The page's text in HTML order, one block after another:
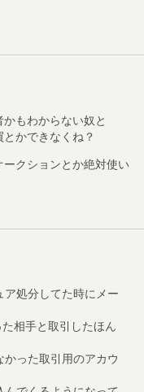
もわからない奴と
かできなくね？
クションとか絶対使い
処分してた時にメー
相手と取引したほん
った取引用のアカウ